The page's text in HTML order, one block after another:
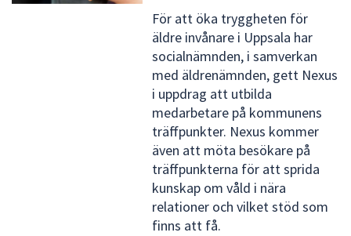
För att öka tryggheten för
äldre invånare i Uppsala har
socialnämnden, i samverkan
med äldrenämnden, gett Nexus
i uppdrag att utbilda
medarbetare på kommunens
träffpunkter. Nexus kommer
även att möta besökare på
träffpunkterna för att sprida
kunskap om våld i nära
relationer och vilket stöd som
finns att få.